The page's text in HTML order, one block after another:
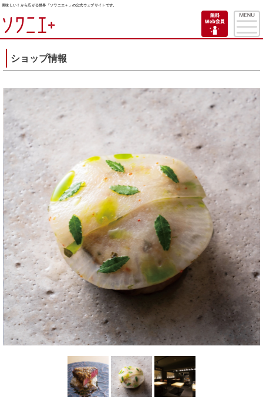
美味しい！から広がる世界「ソワニエ＋」の公式ウェブサイトです。
ショップ情報